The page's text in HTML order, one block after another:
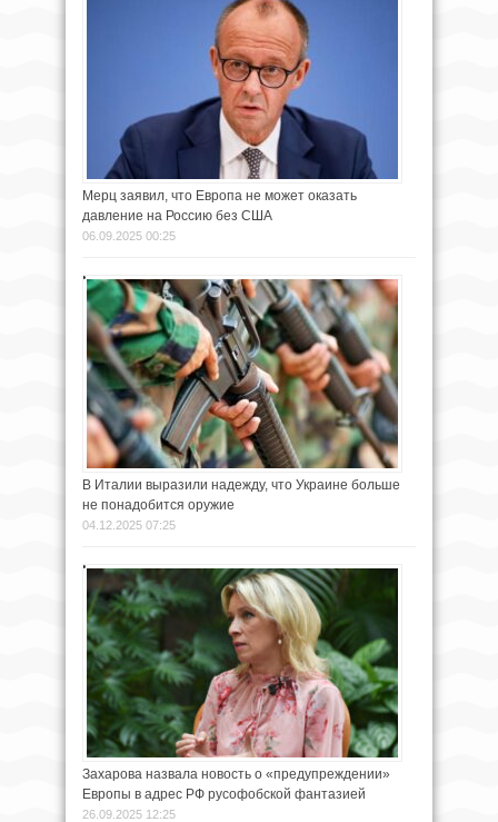
Мерц заявил, что Европа не может оказать
давление на Россию без США
06.09.2025 00:25
В Италии выразили надежду, что Украине больше
не понадобится оружие
04.12.2025 07:25
Захарова назвала новость о «предупреждении»
Европы в адрес РФ русофобской фантазией
26.09.2025 12:25